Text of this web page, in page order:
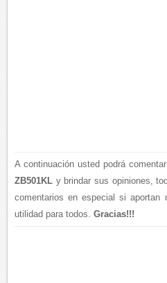
A continuación usted podrá
ZB501KL y brindar sus opiniones,
comentarios en especial si aportan
utilidad para todos.Gracias!!!